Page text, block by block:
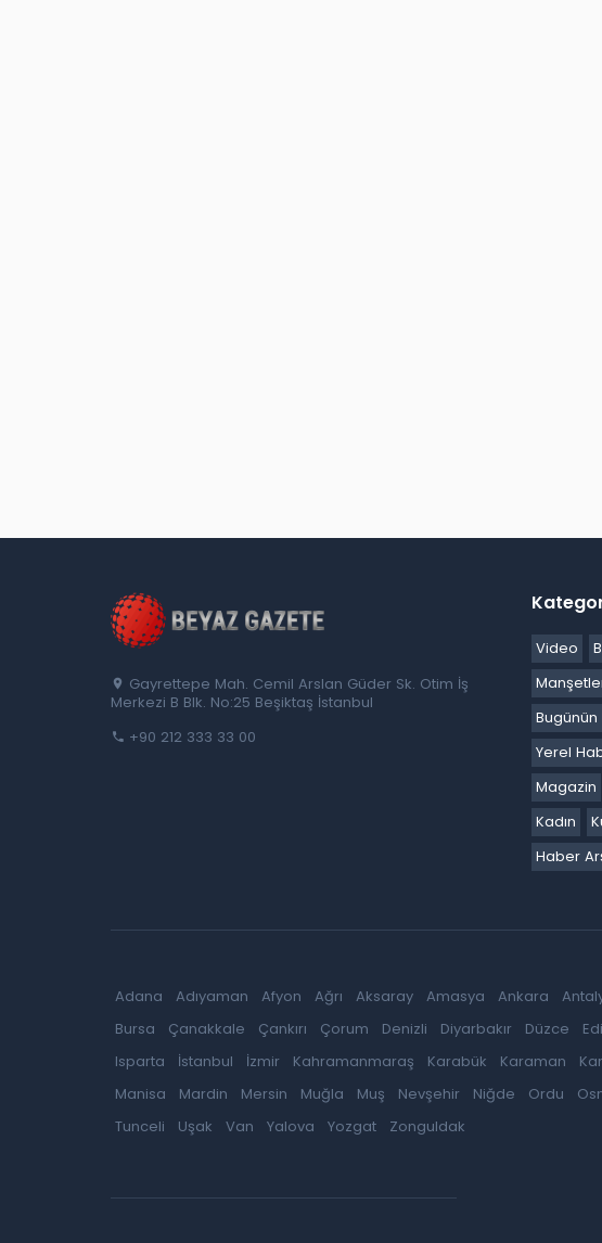
Gayrettepe Mah. Cemil Arslan Güder Sk. Otim İş
Merkezi B Blk. No:25 Beşiktaş İstanbul
+90 212 333 33 00
Video
Yerel
Magazin
Kadın
Haber
Adana Adıyaman Afyon Ağrı Aksaray Amasya Ankara
Bursa
Çanakkale Çankırı Çorum Denizli Diyarbakır Düzce
Isparta
İstanbul İzmir Kahramanmaraş Karabük Karaman
Manisa
Mardin Mersin Muğla Muş Nevşehir Niğde Ordu
Tunceli
Uşak Van Yalova Yozgat Zonguldak